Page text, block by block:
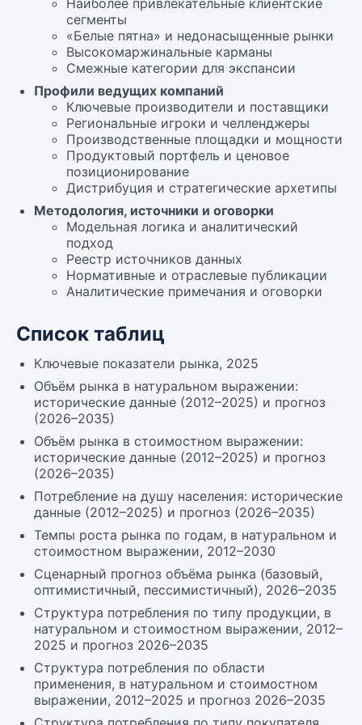
Наиболее привлекательные клиентские
сегменты
«Белые пятна» и недонасыщенные рынки
Высокомаржинальные карманы
Смежные категории для экспансии
Профили ведущих компаний
Ключевые производители и поставщики
Региональные игроки и челленджеры
Производственные площадки и мощности
Продуктовый портфель и ценовое
позиционирование
Дистрибуция и стратегические архетипы
Методология, источники и оговорки
Модельная логика и аналитический
подход
Реестр источников данных
Нормативные и отраслевые публикации
Аналитические примечания и оговорки
Список таблиц
Ключевые показатели рынка, 2025
Объём рынка в натуральном выражении:
исторические данные (2012–2025) и прогноз
(2026–2035)
Объём рынка в стоимостном выражении:
исторические данные (2012–2025) и прогноз
(2026–2035)
Потребление на душу населения: исторические
данные (2012–2025) и прогноз (2026–2035)
Темпы роста рынка по годам, в натуральном и
стоимостном выражении, 2012–2030
Сценарный прогноз объёма рынка (базовый,
оптимистичный, пессимистичный), 2026–2035
Структура потребления по типу продукции, в
натуральном и стоимостном выражении, 2012–
2025 и прогноз 2026–2035
Структура потребления по области
применения, в натуральном и стоимостном
выражении, 2012–2025 и прогноз 2026–2035